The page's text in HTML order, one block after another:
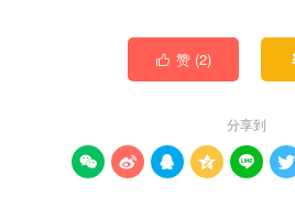
 赞 (2)
分享到
     